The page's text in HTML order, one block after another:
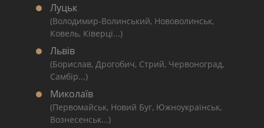
Луцьк
(Володимир-Волинський, Нововолинськ,
Ковель, Ківерці...)
Львів
(Борислав, Дрогобич, Стрий, Червоноград,
Самбір...)
Миколаїв
(Первомайськ, Новий Буг, Южноукраїнськ,
Вознесенськ...)